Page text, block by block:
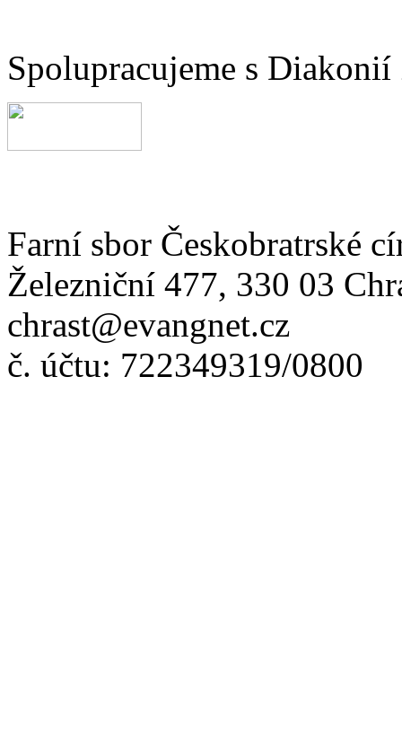
Spolupracujeme s Diakonií
Farní sbor Českobratrské
Železniční 477, 330 03
chrast@evangnet.cz
č. účtu: 722349319/0800